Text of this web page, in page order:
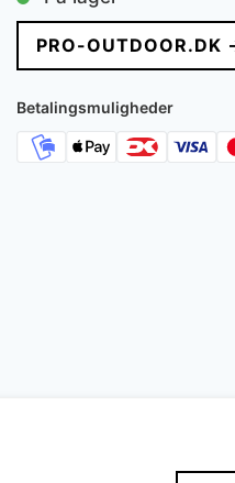
PRO-OUTDOOR.DK
Betalingsmuligheder